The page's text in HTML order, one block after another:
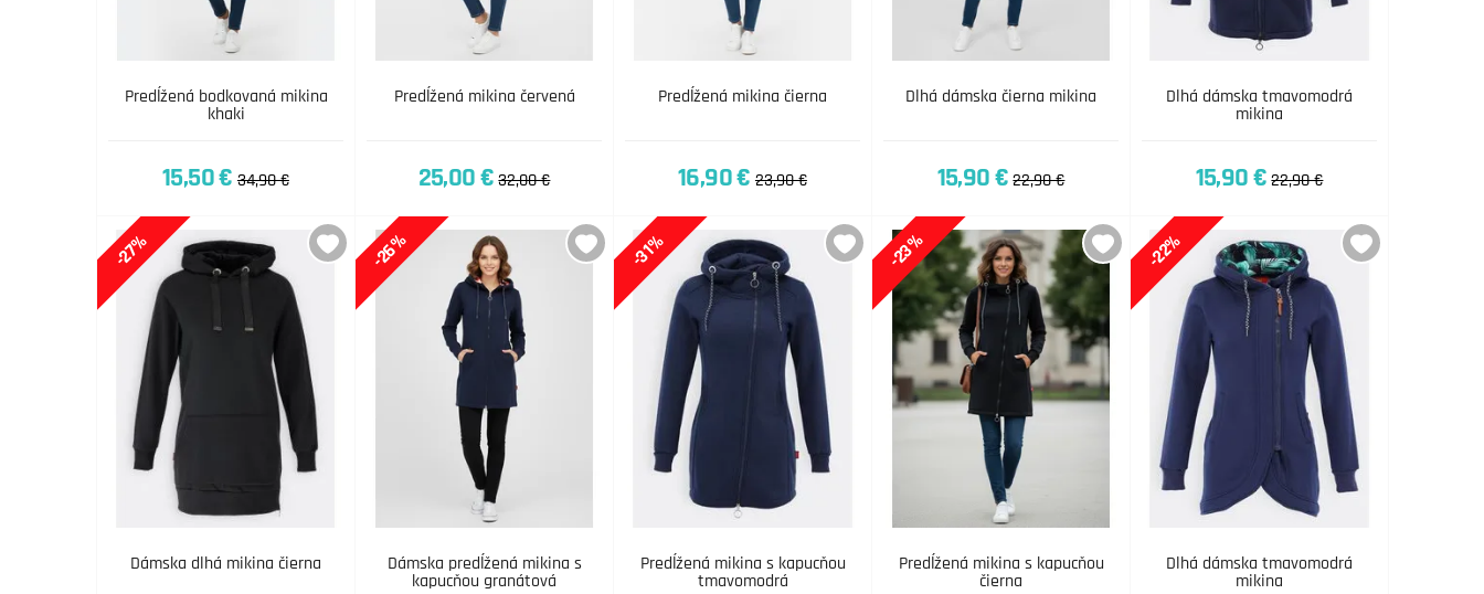
Predĺžená bodkovaná mikina
khaki
15,50 € 34,90 €
Predĺžená mikina červená
25,00 € 32,00 €
Predĺžená mikina čierna
16,90 € 23,90 €
Dlhá dámska čierna mikina
15,90 € 22,90 €
Dlhá dámska tmavomodrá
mikina
15,90 € 22,90 €
Dámska dlhá mikina čierna
-27%
Dámska predĺžená mikina s
kapucňou granátová
-26%
Predĺžená mikina s kapucňou
tmavomodrá
-31%
Predĺžená mikina s kapucňou
čierna
-23%
Dlhá dámska tmavomodrá
mikina
-22%